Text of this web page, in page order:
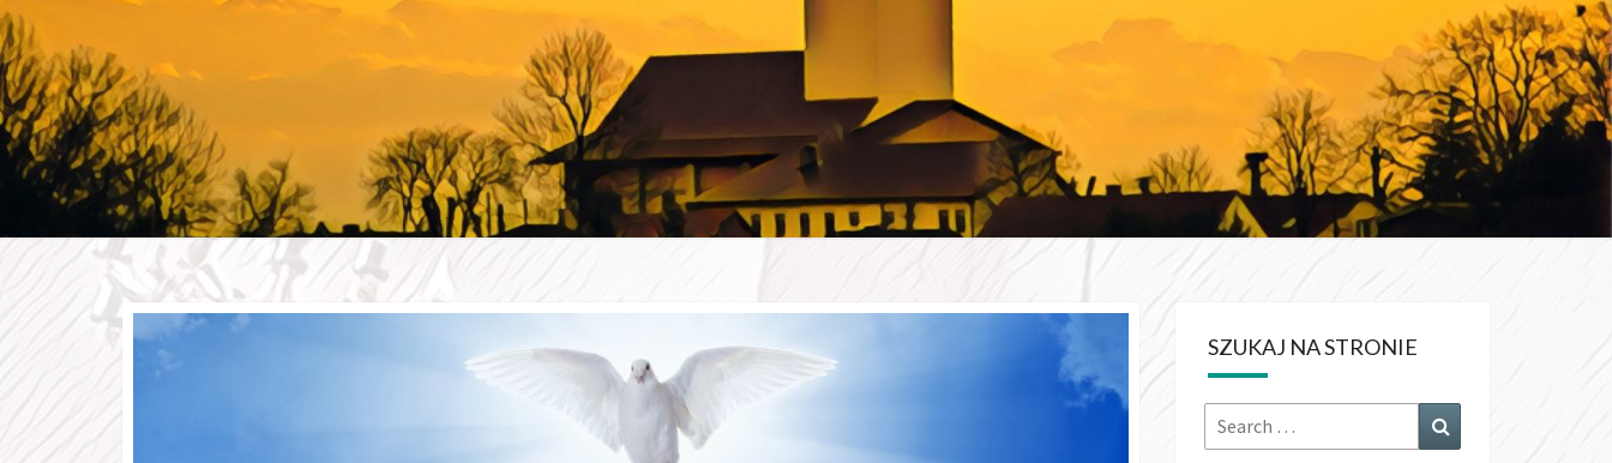
PARAFIA PW.
CHRYSTUSA
KRÓLA
WSZECHŚWIATA
W DOŁUJACH
SZUKAJ NA STRONIE
Search
for: